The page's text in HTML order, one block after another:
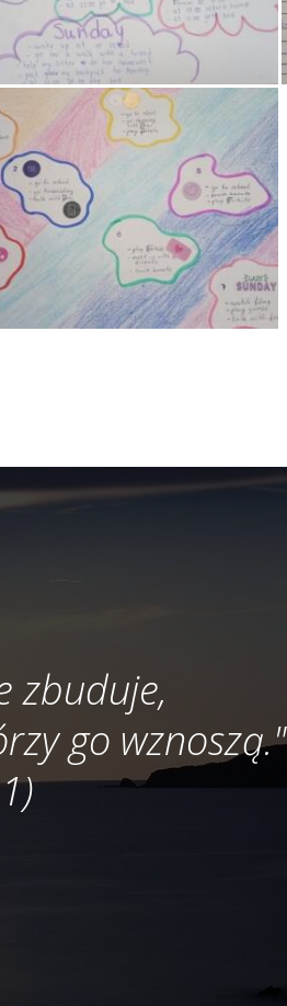
zbuduje,
go wznoszą."